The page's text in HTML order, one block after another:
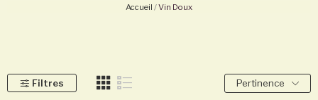
Accueil Vin Doux
Filtres Pertinence